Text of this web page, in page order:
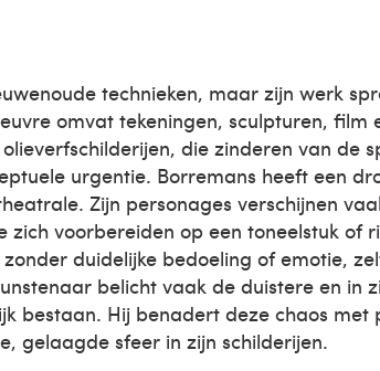
technieken, maar zijn werk
omvat tekeningen, sculpturen, film
die zinderen van de
urgentie. Borremans heeft een
Zijn personages verschijnen
zich voorbereiden op een toneelstuk of
duidelijke bedoeling of emotie,
belicht vaak de duistere en in
bestaan. Hij benadert deze chaos met
gelaagde sfeer in zijn schilderijen.